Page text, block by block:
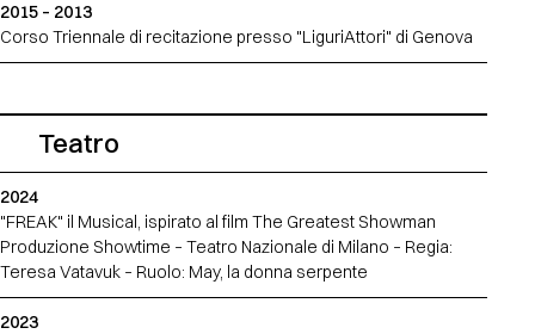
2015 – 2013
Corso Triennale di recitazione presso "LiguriAttori" di Genova
Teatro
2024
"FREAK" il Musical, ispirato al film The Greatest Showman
Produzione Showtime – Teatro Nazionale di Milano – Regia:
Teresa Vatavuk – Ruolo: May, la donna serpente
2023